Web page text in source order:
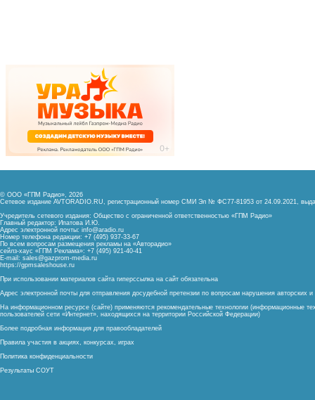
© ООО «ГПМ Радио», 2026
Сетевое издание AVTORADIO.RU, регистрационный номер СМИ Эл № ФС77-81953 от 24.09.2021,
Учредитель сетевого издания: Общество с ограниченной ответственностью «ГПМ Радио»
Главный редактор: Ипатова И.Ю.
Адрес электронной почты: info@aradio.ru
Номер телефона редакции: +7 (495) 937-33-67
По всем вопросам размещения рекламы на «Авторадио»
сейлз-хаус «ГПМ Реклама»: +7 (495) 921-40-41
E-mail: sales@gazprom-media.ru
https://gpmsaleshouse.ru
При использовании материалов сайта гиперссылка на сайт обязательна
Адрес электронной почты для отправления досудебной претензии по вопросам нарушения авторских
На информационном ресурсе (сайте) применяются рекомендательные технологии (информационные
пользователей сети «Интернет», находящихся на территории Российской Федерации)
Более подробная информация для правообладателей
Правила участия в акциях, конкурсах, играх
Политика конфиденциальности
Результаты СОУТ